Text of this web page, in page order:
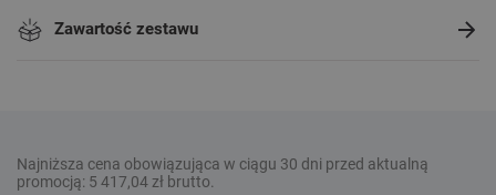
Zawartość zestawu
Najniższa cena obowiązująca w ciągu 30 dni przed aktualną
promocją: 5 417,04 zł brutto.